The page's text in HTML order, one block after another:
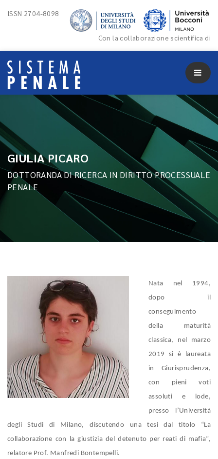
ISSN 2704-8098
Con la collaborazione scientifica di
GIULIA PICARO
DOTTORANDA DI RICERCA IN DIRITTO PROCESSUALE
PENALE
Nata nel 1994,
dopo il
conseguimento
della maturità
classica, nel marzo
2019 si è laureata
in Giurisprudenza,
con pieni voti
assoluti e lode,
presso l’Università
degli Studi di Milano, discutendo una tesi dal titolo “La
collaborazione con la giustizia del detenuto per reati di mafia”,
relatore Prof. Manfredi Bontempelli.